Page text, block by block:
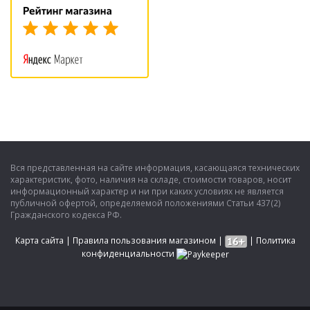
Вся представленная на сайте информация, касающаяся технических
характеристик, фото, наличия на складе, стоимости товаров, носит
информационный характер и ни при каких условиях не является
публичной офертой, определяемой положениями Статьи 437(2)
Гражданского кодекса РФ.
Карта сайта | Правила пользования магазином | | Политика
конфиденциальности